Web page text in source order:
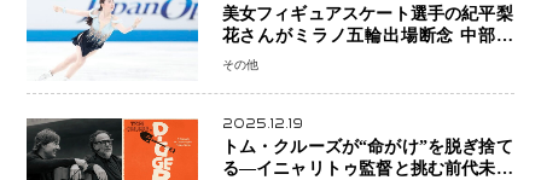
美女フィギュアスケート選手の紀平梨
花さんがミラノ五輪出場断念 中部選
手権欠場を発表「安全最優先の判断」
その他
2025.12.19
トム・クルーズが“命がけ”を脱ぎ捨て
る―イニャリトゥ監督と挑む前代未聞